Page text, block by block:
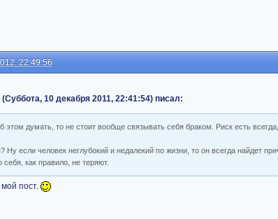
22:49:56
(Суббота, 10 декабря 2011, 22:41:54) писал:
этом думать, то не стоит вообще связывать себя браком. Риск есть
Ну если человек неглубокий и недалекий по жизни, то он всегда найдет
как правило, не теряют.
пост.